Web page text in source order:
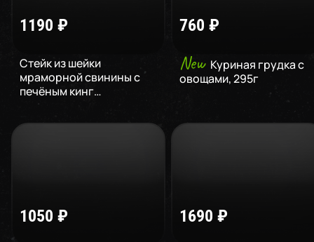
1190 ₽
Стейк из шейки
мраморной свинины с
печёным кинг
картофелем
760 ₽
New Куриная грудка с
овощами,295г
1050 ₽ 1690 ₽